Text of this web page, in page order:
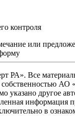
контроля
или
РА». Все
собственностью АО
указано другое
информация
в